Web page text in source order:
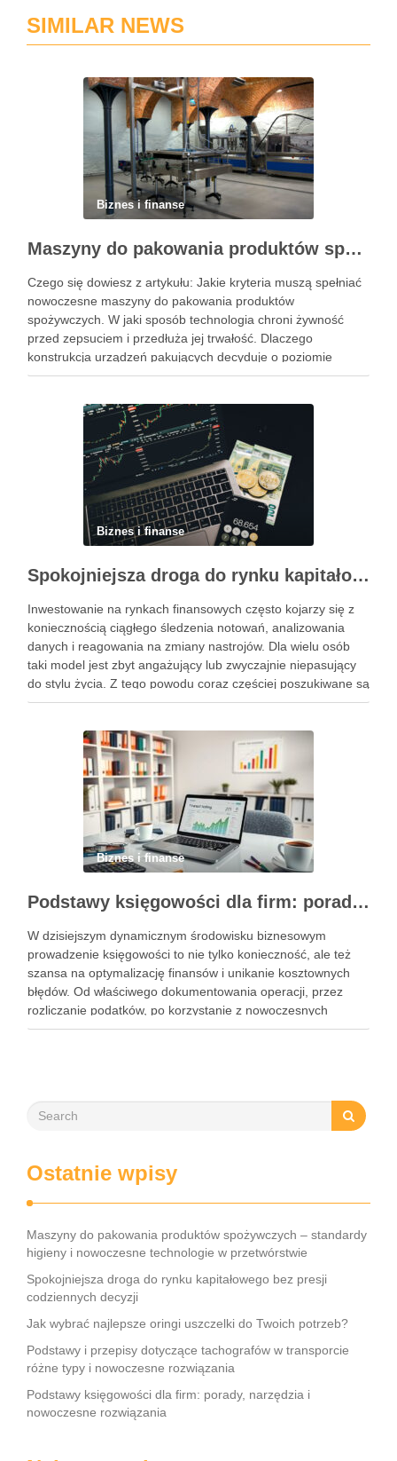
SIMILAR NEWS
Biznes i finanse
Maszyny do pakowania produktów spożywczych – standardy higieny i nowoczesne technologie w przetwórstwie
Czego się dowiesz z artykułu: Jakie kryteria muszą spełniać
nowoczesne maszyny do pakowania produktów
spożywczych. W jaki sposób technologia chroni żywność
przed zepsuciem i przedłuża jej trwałość. Dlaczego
konstrukcja urządzeń pakujących decyduje o poziomie
higieny w zakładzie. Jak dobrać odpowiedni system
Powiązane wpisy: Jak …
Biznes i finanse
Spokojniejsza droga do rynku kapitałowego bez presji codziennych decyzji
Inwestowanie na rynkach finansowych często kojarzy się z
koniecznością ciągłego śledzenia notowań, analizowania
danych i reagowania na zmiany nastrojów. Dla wielu osób
taki model jest zbyt angażujący lub zwyczajnie niepasujący
do stylu życia. Z tego powodu coraz częściej poszukiwane są
rozwiązania, które pozwalają uczestniczyć w rynku w sposób
Biznes i finanse
Podstawy księgowości dla firm: porady, narzędzia i nowoczesne rozwiązania
W dzisiejszym dynamicznym środowisku biznesowym
prowadzenie księgowości to nie tylko konieczność, ale też
szansa na optymalizację finansów i unikanie kosztownych
błędów. Od właściwego dokumentowania operacji, przez
rozliczanie podatków, po korzystanie z nowoczesnych
narzędzi – każdy przedsiębiorca musi znać kluczowe
Ostatnie wpisy
Maszyny do pakowania produktów spożywczych – standardy
higieny i nowoczesne technologie w przetwórstwie
Spokojniejsza droga do rynku kapitałowego bez presji
codziennych decyzji
Jak wybrać najlepsze oringi uszczelki do Twoich potrzeb?
Podstawy i przepisy dotyczące tachografów w transporcie
różne typy i nowoczesne rozwiązania
Podstawy księgowości dla firm: porady, narzędzia i
nowoczesne rozwiązania